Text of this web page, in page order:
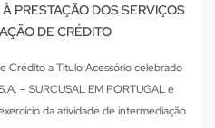
PRESTAÇÃO DOS SERVIÇOS
DE CRÉDITO
Crédito a Titulo Acessório celebrado
– SURCUSAL EM PORTUGAL e
da atividade de intermediação